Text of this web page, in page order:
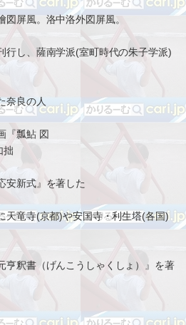
図屏風。洛中洛外図屏風。
行し、薩南学派(室町時代の朱子学派)
奈良の人
『瓢鮎 図
拙
安新式』を著した
天竜寺(京都)や安国寺・利生塔(各国)
亨釈書（げんこうしゃくしょ）』を著